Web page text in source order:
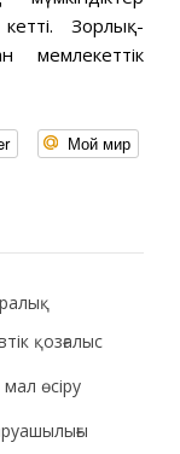
Зорлық-
мемлекеттік
Мой мир
қозғалыс
мал өсіру